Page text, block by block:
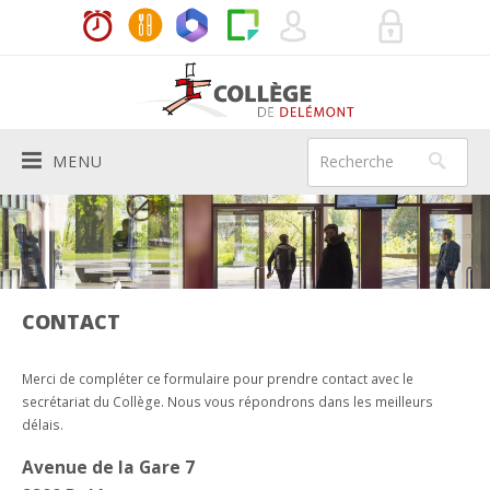
MENU
Le Collège
PRÉSENTATION
HISTORIQUE
BÂTIMENTS
Vie de l'école
ACTUALITÉS
LES ENSEIGNANTS
Aide aux élèves
INFIRMIÈRE SCOLAIRE
DEVOIRS À DOMICILE
DIRECTION
SECRÉTARIAT
Infos pratiques
RÈGLEMENTS ET CODE DE VIE
Agenda
CONTACT
Merci de compléter ce formulaire pour prendre contact avec le
secrétariat du Collège. Nous vous répondrons dans les meilleurs
délais.
Avenue de la Gare 7